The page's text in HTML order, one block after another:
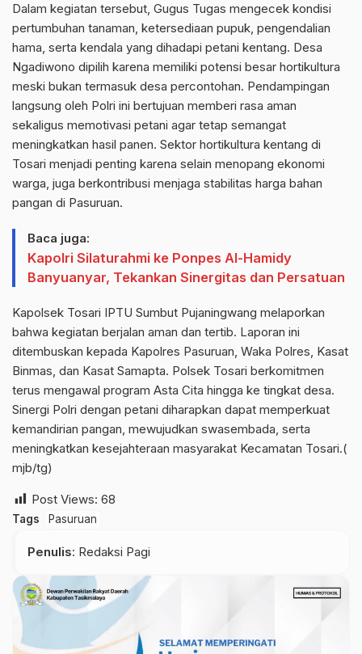
Dalam kegiatan tersebut, Gugus Tugas mengecek kondisi
pertumbuhan tanaman, ketersediaan pupuk, pengendalian
hama, serta kendala yang dihadapi petani kentang. Desa
Ngadiwono dipilih karena memiliki potensi besar hortikultura
meski bukan termasuk desa percontohan. Pendampingan
langsung oleh Polri ini bertujuan memberi rasa aman
sekaligus memotivasi petani agar tetap semangat
meningkatkan hasil panen. Sektor hortikultura kentang di
Tosari menjadi penting karena selain menopang ekonomi
warga, juga berkontribusi menjaga stabilitas harga bahan
pangan di Pasuruan.
Baca juga:
Kapolri Silaturahmi ke Ponpes Al-Hamidy
Banyuanyar, Tekankan Sinergitas dan Persatuan
Kapolsek Tosari IPTU Sumbut Pujaningwang melaporkan
bahwa kegiatan berjalan aman dan tertib. Laporan ini
ditembuskan kepada Kapolres Pasuruan, Waka Polres, Kasat
Binmas, dan Kasat Samapta. Polsek Tosari berkomitmen
terus mengawal program Asta Cita hingga ke tingkat desa.
Sinergi Polri dengan petani diharapkan dapat memperkuat
kemandirian pangan, mewujudkan swasembada, serta
meningkatkan kesejahteraan masyarakat Kecamatan Tosari.(
mjb/tg)
Post Views: 68
Tags Pasuruan
Penulis: Redaksi Pagi